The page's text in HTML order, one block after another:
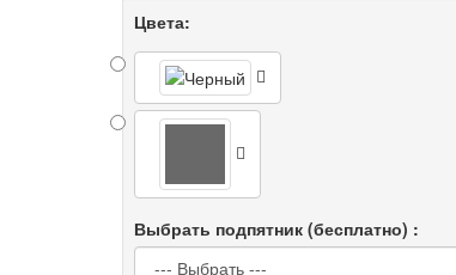
Цвета:
Выбрать подпятник (бесплатно) :